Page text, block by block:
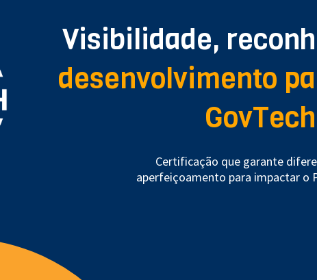
Visibilidade,
desenvolvimento
GovTech
Certificação que garante
aperfeiçoamento para impactar o